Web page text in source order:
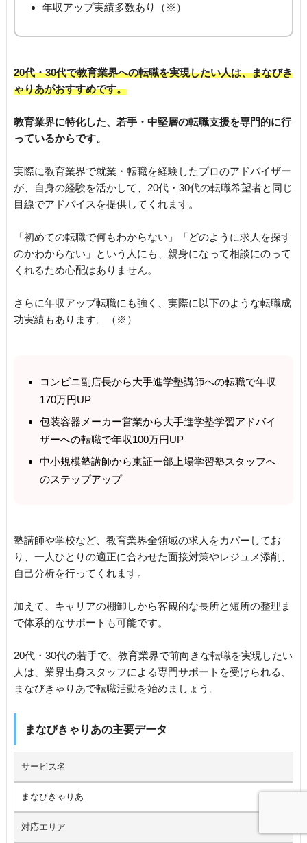
年収アップ実績多数あり（※）
20代・30代で教育業界への転職を実現したい人は、まなびき
ゃりあがおすすめです。
教育業界に特化した、若手・中堅層の転職支援を専門的に行
っているからです。
実際に教育業界で就業・転職を経験したプロのアドバイザー
が、自身の経験を活かして、20代・30代の転職希望者と同じ
目線でアドバイスを提供してくれます。
「初めての転職で何もわからない」「どのように求人を探す
のかわからない」という人にも、親身になって相談にのって
くれるため心配はありません。
さらに年収アップ転職にも強く、実際に以下のような転職成
功実績もあります。（※）
コンビニ副店長から大手進学塾講師への転職で年収
170万円UP
包装容器メーカー営業から大手進学塾学習アドバイ
ザーへの転職で年収100万円UP
中小規模塾講師から東証一部上場学習塾スタッフへ
のステップアップ
塾講師や学校など、教育業界全領域の求人をカバーしてお
り、一人ひとりの適正に合わせた面接対策やレジュメ添削、
自己分析を行ってくれます。
加えて、キャリアの棚卸しから客観的な長所と短所の整理ま
で体系的なサポートも可能です。
20代・30代の若手で、教育業界で前向きな転職を実現したい
人は、業界出身スタッフによる専門サポートを受けられる、
まなびきゃりあで転職活動を始めましょう。
まなびきゃりあの主要データ
サービス名
まなびきゃりあ
対応エリア